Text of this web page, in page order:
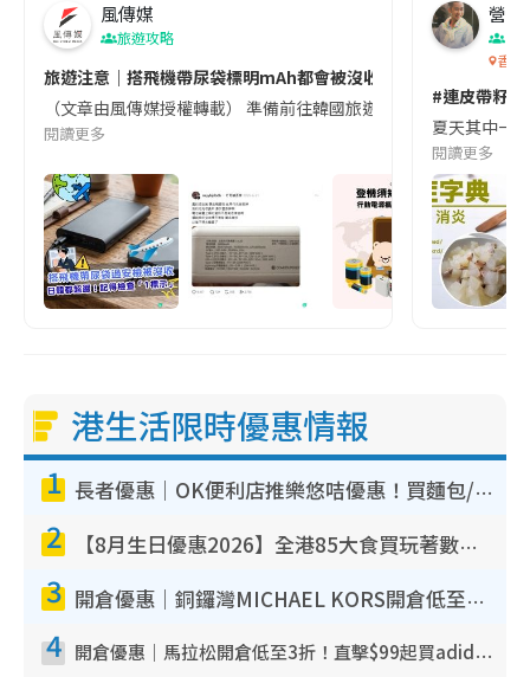
風傳媒
旅遊攻略
旅遊注意｜搭飛機帶尿袋標明mAh都會被沒收😱出發前切記檢查
（文章由風傳媒授權轉載） 準備前往韓國旅遊的民眾，近期要
閱讀更多
營養
香港
#連皮帶籽
夏天其中一
閱讀更多
港生活限時優惠情報
1 長者優惠｜OK便利店推樂悠咭優惠！買麵包/牛奶/保健品拍卡即減
2 【8月生日優惠2026】全港85大食買玩著數攻略 自助餐/火鍋放題同行免費＋誠品/DONKI送現金券
3 開倉優惠｜銅鑼灣MICHAEL KORS開倉低至17折！直擊$500起買手袋/銀包/鞋款 必買經典Jet Set系列
4 開倉優惠｜馬拉松開倉低至3折！直擊$99起買adidas／New Balance／Puma鞋款 STANLEY保溫杯劈價至$119起